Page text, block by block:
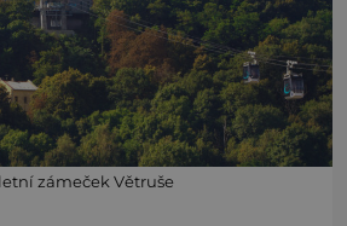
zámeček Větruše